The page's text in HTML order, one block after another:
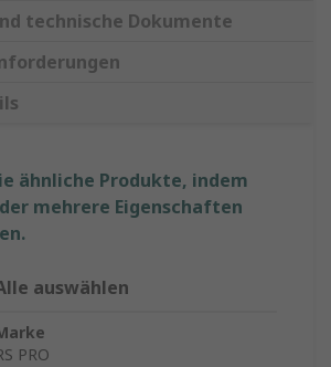
technische Dokumente
ähnliche Produkte, indem
mehrere Eigenschaften
auswählen
PRO